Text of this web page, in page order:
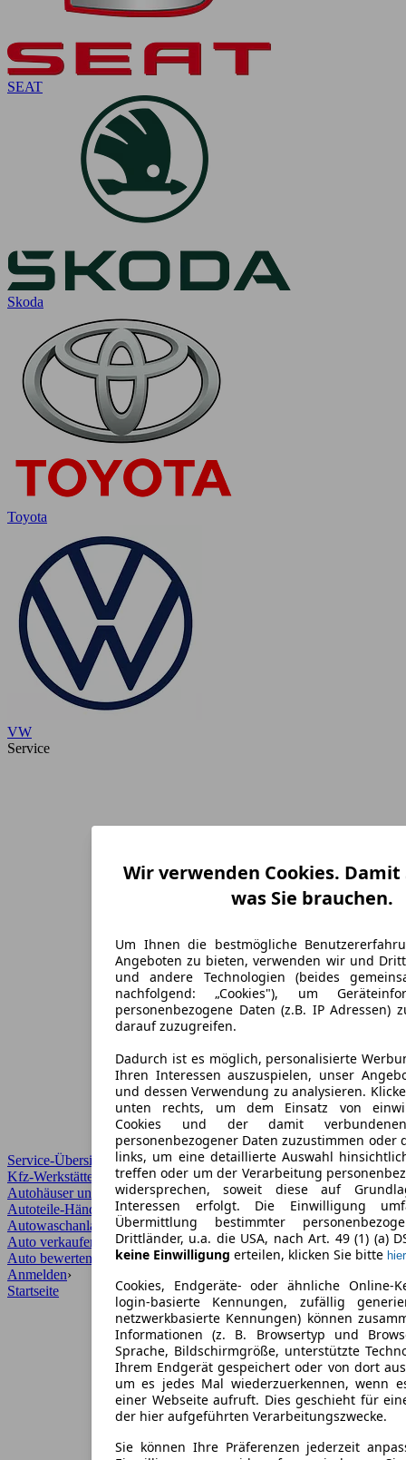
SEAT
Skoda
Toyota
VW
Service
Service-Übersicht
Kfz-Werkstätten
Autohäuser und Händler
Autoteile-Händler
Autowaschanlagen
Auto verkaufen
Auto bewerten
Anmelden›
Wir verwenden Cookies.
was Sie brauchen.
Um Ihnen die bestmögliche
Angeboten zu bieten, verwenden wir und
und andere Technologien (beides
nachfolgend: „Cookies"), um
personenbezogene Daten (z.B. IP Adressen)
darauf zuzugreifen.
Dadurch ist es möglich, personalisierte
Ihren Interessen auszuspielen, unser
und dessen Verwendung zu analysieren.
unten rechts, um dem Einsatz von
Cookies und der damit
personenbezogener Daten zuzustimmen oder
links, um eine detaillierte Auswahl
treffen oder um der Verarbeitung
widersprechen, soweit diese auf
Interessen erfolgt. Die Einwilligung
Übermittlung bestimmter
Drittländer, u.a. die USA, nach Art. 49 (1) (a)
keine Einwilligung erteilen, klicken Sie bitte hier
Cookies, Endgeräte- oder ähnliche Online-
login-basierte Kennungen, zufällig
netzwerkbasierte Kennungen) können
Informationen (z. B. Browsertyp und
Sprache, Bildschirmgröße, unterstützte
Ihrem Endgerät gespeichert oder von dort
um es jedes Mal wiederzuerkennen, wenn
einer Webseite aufruft. Dies geschieht für
der hier aufgeführten Verarbeitungszwecke.
Sie können Ihre Präferenzen jederzeit
Startseite